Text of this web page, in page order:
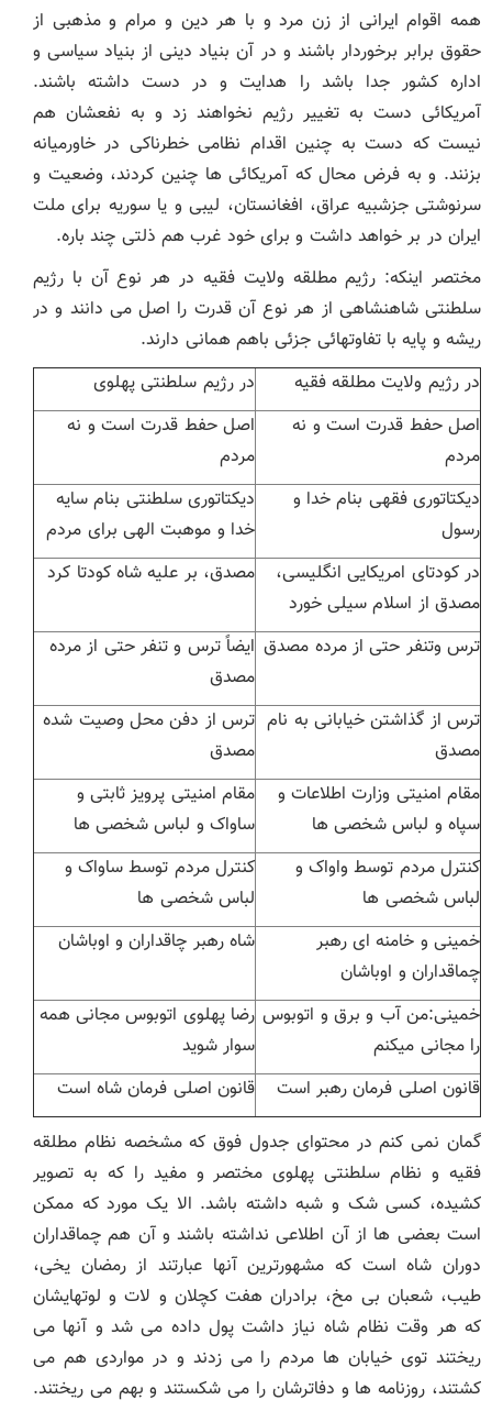
همه اقوام ایرانی از زن مرد و با هر دین و مرام و مذهبی از
حقوق برابر برخوردار باشند و در آن بنیاد دینی از بنیاد سیاسی و
اداره کشور جدا باشد را هدایت و در دست داشته باشند.
آمریکائی دست به تغییر رژیم نخواهند زد و به نفعشان هم
نیست که دست به چنین اقدام نظامی خطرناکی در خاورمیانه
بزنند. و به فرض محال که آمریکائی ها چنین کردند، وضعیت و
سرنوشتی جزشبیه عراق، افغانستان، لیبی و یا سوریه برای ملت
ایران در بر خواهد داشت و برای خود غرب هم ذلتی چند باره.
مختصر اینکه: رژیم مطلقه ولایت فقیه در هر نوع آن با رژیم
سلطنتی شاهنشاهی از هر نوع آن قدرت را اصل می دانند و در
ریشه و پایه با تفاوتهائی جزئی باهم همانی دارند.
در رژیم ولایت مطلقه فقیه
در رژیم سلطنتی پهلوی
اصل حفط قدرت است و نه
مردم
اصل حفط قدرت است و نه
مردم
دیکتاتوری فقهی بنام خدا و
رسول
دیکتاتوری سلطنتی بنام سایه
خدا و موهبت الهی برای مردم
در کودتای امریکایی انگلیسی،
مصدق از اسلام سیلی خورد
مصدق، بر علیه شاه کودتا کرد
ترس وتنفر حتی از مرده مصدق ایضاً ترس و تنفر حتی از مرده
مصدق
ترس از گذاشتن خیابانی به نام
مصدق
ترس از دفن محل وصیت شده
مصدق
مقام امنیتی وزارت اطلاعات و
سپاه و لباس شخصی ها
مقام امنیتی پرویز ثابتی و
ساواک و لباس شخصی ها
کنترل مردم توسط واواک و
لباس شخصی ها
کنترل مردم توسط ساواک و
لباس شخصی ها
خمینی و خامنه ای رهبر
چماقداران و اوباشان
شاه رهبر چاقداران و اوباشان
خمینی:من آب و برق و اتوبوس
را مجانی میکنم
رضا پهلوی اتوبوس مجانی همه
سوار شوید
قانون اصلی فرمان رهبر است
قانون اصلی فرمان شاه است
گمان نمی کنم در محتوای جدول فوق که مشخصه نظام مطلقه
فقیه و نظام سلطنتی پهلوی مختصر و مفید را که به تصویر
کشیده، کسی شک و شبه داشته باشد. الا یک مورد که ممکن
است بعضی ها از آن اطلاعی نداشته باشند و آن هم چماقداران
دوران شاه است که مشهورترین آنها عبارتند از رمضان یخی،
طیب، شعبان بی مخ، برادران هفت کچلان و لات و لوتهایشان
که هر وقت نظام شاه نیاز داشت پول داده می شد و آنها می
ریختند توی خیابان ها مردم را می زدند و در مواردی هم می
کشتند، روزنامه ها و دفاترشان را می شکستند و بهم می ریختند.